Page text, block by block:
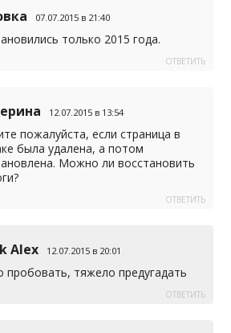
07.07.2015 в 21:40
только 2015 года.
ОТВЕТИТЬ
12.07.2015 в 13:54
пожалуйста, если страница в
была удалена, а потом
Можно ли восстановить
ОТВЕТИТЬ
Alex 12.07.2015 в 20:01
пробовать, тяжело предугадать
ОТВЕТИТЬ